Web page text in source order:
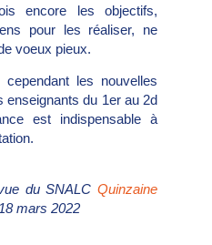
encore les objectifs,
pour les réaliser, ne
voeux pieux.
les nouvelles
enseignants du 1er au 2d
est indispensable à
du SNALC Quinzaine
mars 2022